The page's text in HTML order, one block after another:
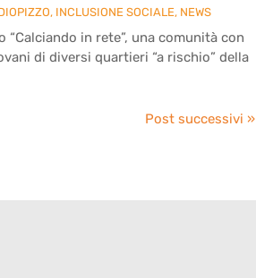
, INCLUSIONE SOCIALE, NEWS
in rete”, una comunità con
di diversi quartieri “a rischio” della
Post successivi »